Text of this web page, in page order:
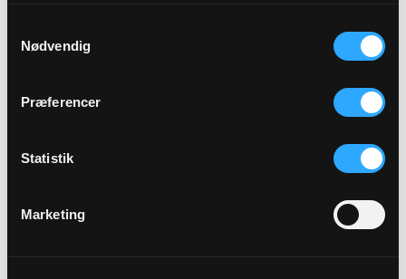
af cookies under "Detaljer" eller ved at klikke videre til
vores Cookiepolitik, som du finder i bunden af vores
Nødvendig
Præferencer
Statistik
Marketing